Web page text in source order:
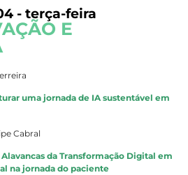
- terça-feira
E
uma jornada de IA sustentável em
Cabral
Alavancas da Transformação Digital em
na jornada do paciente